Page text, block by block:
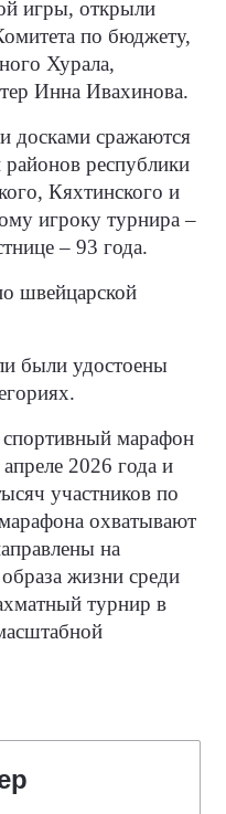
игры, открыли
по бюджету,
Хурала,
Инна Ивахинова.
досками сражаются
районов республики
Кяхтинского и
игроку турнира –
– 93 года.
швейцарской
были удостоены
марафон
2026 года и
участников по
охватывают
на
жизни среди
турнир в